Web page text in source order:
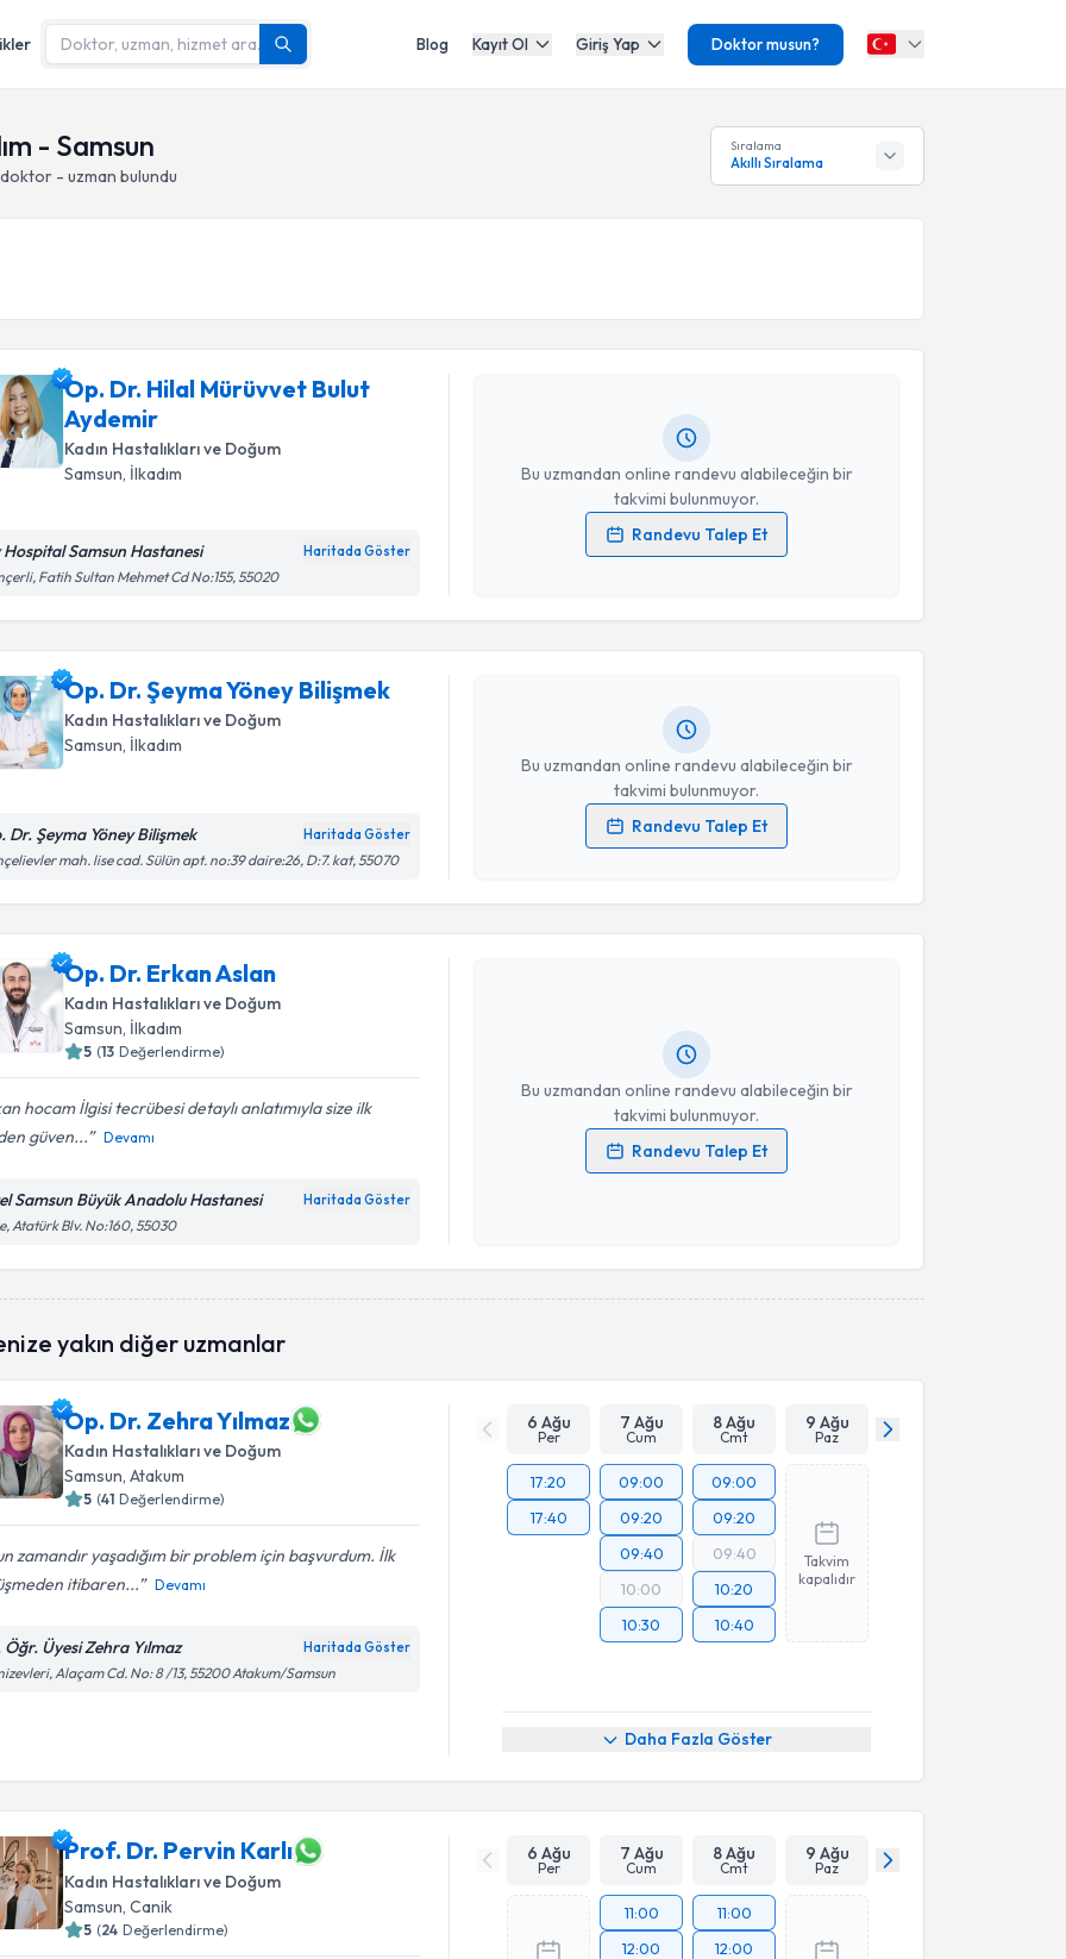
Blog Kayıt Ol Giriş Yap Doktor musun?
- Samsun
- uzman bulundu
Sıralama
Akıllı Sıralama
Op. Dr. Hilal Mürüvvet Bulut
Aydemir
Kadın Hastalıkları ve Doğum
Samsun, İlkadım
Hospital Samsun Hastanesi Haritada Göster
Fatih Sultan Mehmet Cd No:155, 55020
Bu uzmandan online randevu alabileceğin bir
takvimi bulunmuyor.
Randevu Talep Et
Op. Dr. Hilal Mürüvvet Bulut Aydemiriçin randevu takvimi
talebi oluşturun. Size bu uzmandan randevu almanız için bir
Kişisel verilerimin işlenmesine ilişkinAydınlatma Metni
Op. Dr. Şeyma Yöney Bilişmek
Kadın Hastalıkları ve Doğum
Samsun, İlkadım
Dr. Şeyma Yöney Bilişmek Haritada Göster
mah. lise cad. Sülün apt. no:39 daire:26, D:7. kat, 55070
Bu uzmandan online randevu alabileceğin bir
takvimi bulunmuyor.
Randevu Talep Et
Randevu Takvimi Talebi
Kişisel verilerimin işlenmesine ilişkinAydınlatma Metni
işlenmesini kabul ediyorum.
Op. Dr. Erkan Aslan
Kadın Hastalıkları ve Doğum
Samsun, İlkadım
5 (13 Değerlendirme)
hocam İlgisi tecrübesi detaylı anlatımıyla size ilk
güven...
Devamı
Samsun Büyük Anadolu Hastanesi Haritada Göster
Atatürk Blv. No:160, 55030
Bu uzmandan online randevu alabileceğin bir
takvimi bulunmuyor.
Randevu Talep Et
Randevu Takvimi Talebi
Op. Dr. Erkan Aslan
Kişisel verilerimin işlenmesine ilişkinAydınlatma Metni
Takvim Talebini Gönder
yakın diğer uzmanlar
Op. Dr. Zehra Yılmaz
Kadın Hastalıkları ve Doğum
Samsun, Atakum
5 (41 Değerlendirme)
zamandır yaşadığım bir problem için başvurdum. İlk
itibaren...
Devamı
Öğr. Üyesi Zehra Yılmaz Haritada Göster
Alaçam Cd. No: 8 /13, 55200 Atakum/Samsun
6 Ağu
Per
7 Ağu
Cum
8 Ağu
Cmt
9 Ağu
Paz
17:20
17:40
09:00
09:20
09:40
10:00
10:30
09:00
09:20
09:40
10:20
10:40
Takvim
kapalıdır
Daha Fazla Göster
Prof. Dr. Pervin Karlı
Kadın Hastalıkları ve Doğum
Samsun , Canik
5 (24 Değerlendirme)
6 Ağu
Per
7 Ağu
Cum
8 Ağu
Cmt
9 Ağu
Paz
11:00
12:00
11:00
12:00